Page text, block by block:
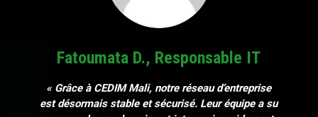
Fatoumata D., Responsable IT
« Grâce à CEDIM Mali, notre réseau d’entreprise
est désormais stable et sécurisé. Leur équipe a su